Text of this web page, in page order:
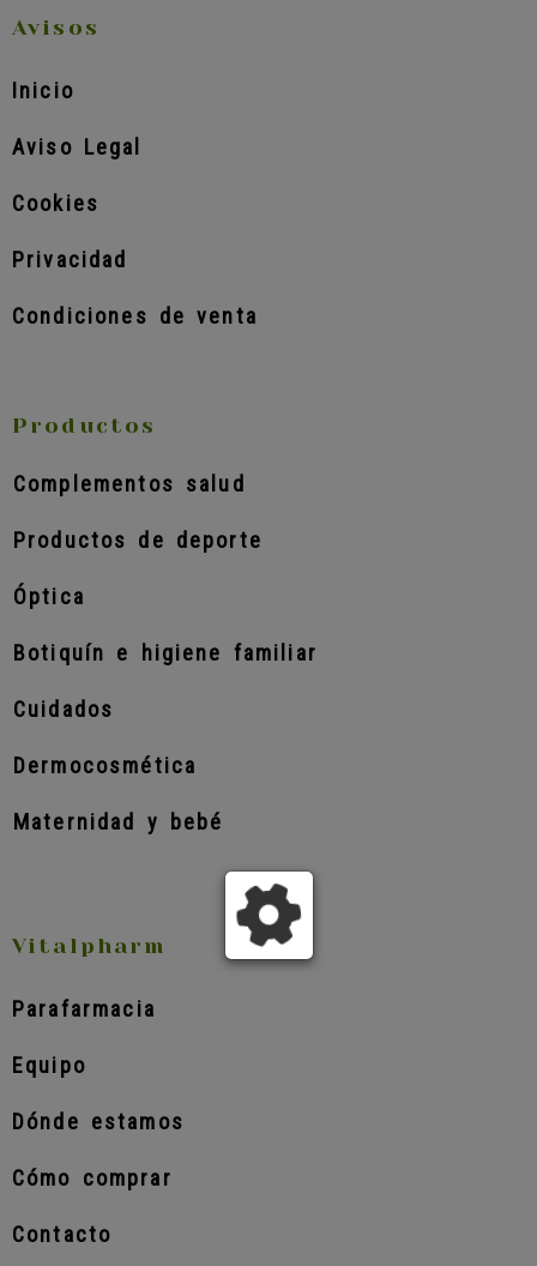
Avisos
Inicio
Aviso Legal
Cookies
Privacidad
Condiciones de venta
Productos
Complementos salud
Productos de deporte
Óptica
Botiquín e higiene familiar
Cuidados
Dermocosmética
Maternidad y bebé
Vitalpharm
Parafarmacia
Equipo
Dónde estamos
Cómo comprar
Contacto